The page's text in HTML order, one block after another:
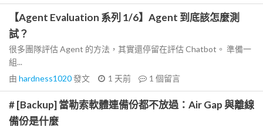
【Agent Evaluation 系列 1/6】Agent 到底該怎麼測
試？
很多團隊評估 Agent 的方法，其實還停留在評估 Chatbot。 準備一
組...
由 hardness1020發文 1 天前 1 個留言
# [Backup] 當勒索軟體連備份都不放過：Air Gap 與離線
備份是什麼